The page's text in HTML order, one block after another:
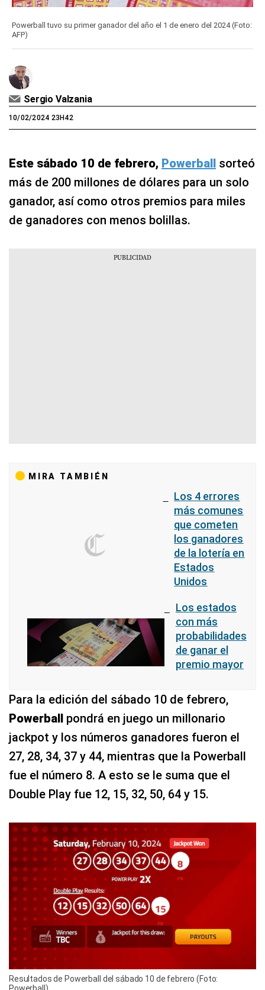
Powerball tuvo su primer ganador del año el 1 de enero del 2024 (Foto:
AFP)
Sergio Valzania
10/02/2024 23H42
Este sábado 10 de febrero, Powerball sorteó
más de 200 millones de dólares para un solo
ganador, así como otros premios para miles
de ganadores con menos bolillas.
MIRA TAMBIÉN
Los 4 errores
más comunes
que cometen
los ganadores
de la lotería en
Estados
Unidos
Los estados
con más
probabilidades
de ganar el
premio mayor
Para la edición del sábado 10 de febrero,
Powerball pondrá en juego un millonario
jackpot y los números ganadores fueron el
27, 28, 34, 37 y 44, mientras que la Powerball
fue el número 8. A esto se le suma que el
Double Play fue 12, 15, 32, 50, 64 y 15.
Resultados de Powerball del sábado 10 de febrero (Foto: